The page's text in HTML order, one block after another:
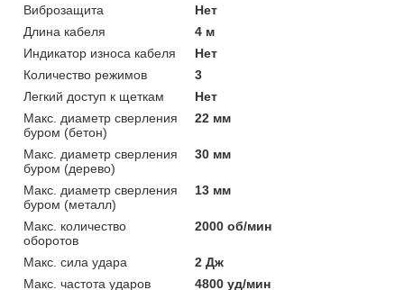
Виброзащита
Нет
Длина кабеля
4 м
Индикатор износа кабеля
Нет
Количество режимов
3
Легкий доступ к щеткам
Нет
Макс. диаметр сверления
буром (бетон)
22 мм
Макс. диаметр сверления
буром (дерево)
30 мм
Макс. диаметр сверления
буром (металл)
13 мм
Макс. количество
оборотов
2000 об/мин
Макс. сила удара
2 Дж
Макс. частота ударов
4800 уд/мин